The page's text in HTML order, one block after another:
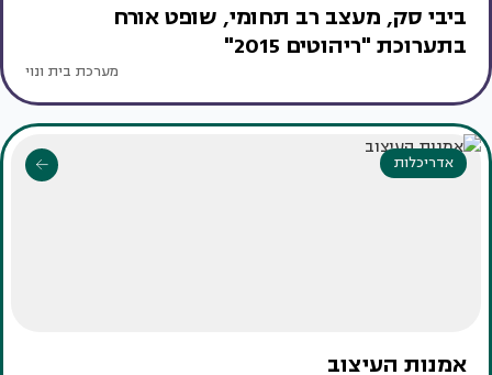
ביבי סק, מעצב רב תחומי, שופט אורח
בתערוכת "ריהוטים 2015"
מערכת בית ונוי
אדריכלות
אמנות העיצוב